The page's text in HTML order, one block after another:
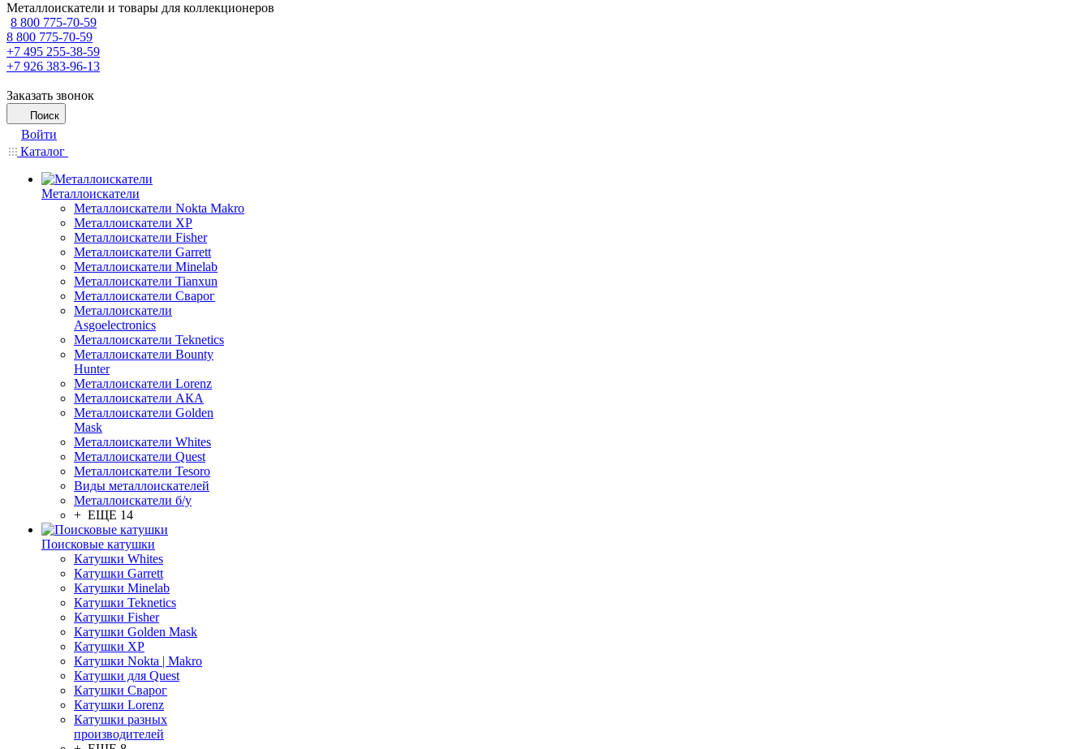
Металлоискатели и товары для коллекционеров
8 800 775-70-59
8 800 775-70-59
+7 495 255-38-59
+7 926 383-96-13
Заказать звонок
Поиск
Войти
Каталог
Металлоискатели
Металлоискатели Nokta Makro
Металлоискатели XP
Металлоискатели Fisher
Металлоискатели Garrett
Металлоискатели Minelab
Металлоискатели Tianxun
Металлоискатели Сварог
Металлоискатели
Asgoelectronics
Металлоискатели Teknetics
Металлоискатели Bounty
Hunter
Металлоискатели Lorenz
Металлоискатели АКА
Металлоискатели Golden
Mask
Металлоискатели Whites
Металлоискатели Quest
Металлоискатели Tesoro
Виды металлоискателей
Металлоискатели б/у
+ ЕЩЕ 14
Поисковые катушки
Катушки Whites
Катушки Garrett
Катушки Minelab
Катушки Teknetics
Катушки Fisher
Катушки Golden Mask
Катушки XP
Катушки Nokta | Makro
Катушки для Quest
Катушки Сварог
Катушки Lorenz
Катушки разных
производителей